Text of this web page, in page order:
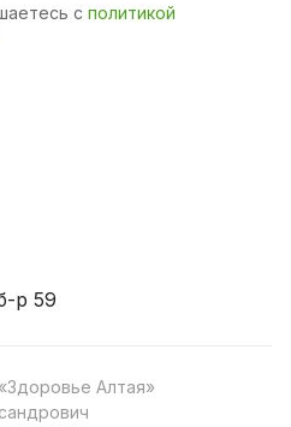
с политикой
р 59
Алтая»